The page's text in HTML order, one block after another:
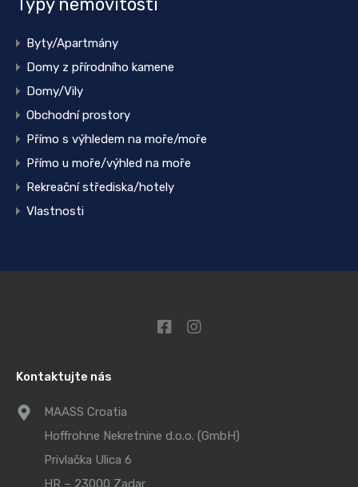
Byty/Apartmány
Domy z přírodního kamene
Domy/Vily
Obchodní prostory
Přímo s výhledem na moře/moře
Přímo u moře/výhled na moře
Rekreační střediska/hotely
Vlastnosti
Kontaktujte nás
MAASS Croatia
Hoffrohne Nekretnine d.o.o. (GmbH)
Privlačka Ulica 6
HR – 23000 Zadar